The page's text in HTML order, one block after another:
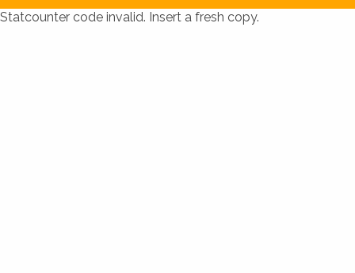
Statcounter code invalid. Insert a fresh copy.